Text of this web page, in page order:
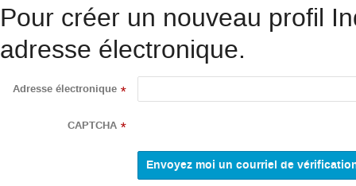
Pour créer un nouveau profil
adresse électronique.
Adresse électronique *
CAPTCHA *